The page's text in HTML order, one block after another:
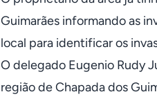
Guimarães informando as
local para identificar os
O delegado Eugenio Rudy
região de Chapada dos